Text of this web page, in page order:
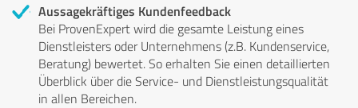
Aussagekräftiges Kundenfeedback
Bei ProvenExpert wird die gesamte Leistung eines
Dienstleisters oder Unternehmens (z.B. Kundenservice,
Beratung) bewertet. So erhalten Sie einen detaillierten
Überblick über die Service- und Dienstleistungsqualität
in allen Bereichen.